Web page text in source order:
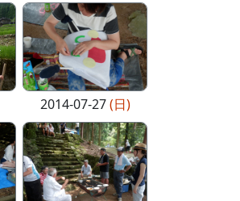
2014-07-27(日)